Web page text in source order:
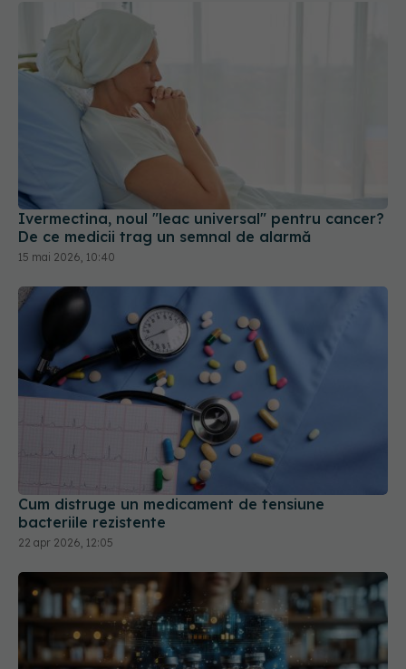
Ivermectina, noul "leac universal" pentru cancer?
De ce medicii trag un semnal de alarmă
15 mai 2026, 10:40
Cum distruge un medicament de tensiune
bacteriile rezistente
22 apr 2026, 12:05